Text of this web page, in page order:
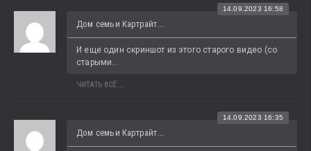
Дом семьи Картрайт...
14.09.2023 16:58
И еще один скриншот из этого старого видео (со
старыми...
ЧИТАТЬ ВСЁ...
Дом семьи Картрайт...
14.09.2023 16:35